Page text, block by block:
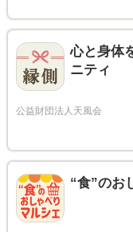
心と身体
ニティ
“食”のお